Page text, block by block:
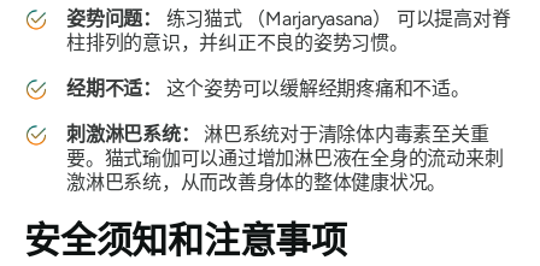
姿势问题：
练习猫式 （Marjaryasana）
可以提高对脊
柱排列的意识，并纠正不良的姿势习惯。
经期不适：
这个姿势可以缓解经期疼痛和不适。
刺激淋巴系统：
淋巴系统对于清除体内毒素至关重
要。猫式瑜伽可以通过增加淋巴液在全身的流动来刺
激淋巴系统，从而改善身体的整体健康状况。
安全须知和注意事项